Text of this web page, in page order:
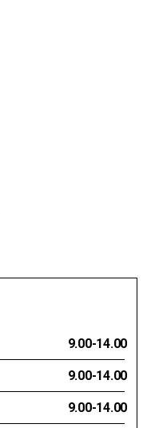
9.00-14.00
9.00-14.00
9.00-14.00